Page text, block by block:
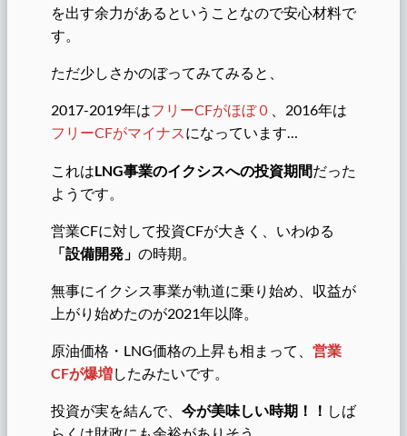
を出す余力があるということなので安心材料で
す。
ただ少しさかのぼってみてみると、
2017-2019年はフリーCFがほぼ０
、2016年は
フリーCFがマイナスになっています…
これはLNG事業のイクシスへの投資期間だった
ようです。
営業CFに対して投資CFが大きく、いわゆる
「設備開発」 の時期。
無事にイクシス事業が軌道に乗り始め、収益が
上がり始めたのが2021年以降。
原油価格・LNG価格の上昇も相まって、 営業
CFが爆増したみたいです。
投資が実を結んで、 今が美味しい時期！！ しば